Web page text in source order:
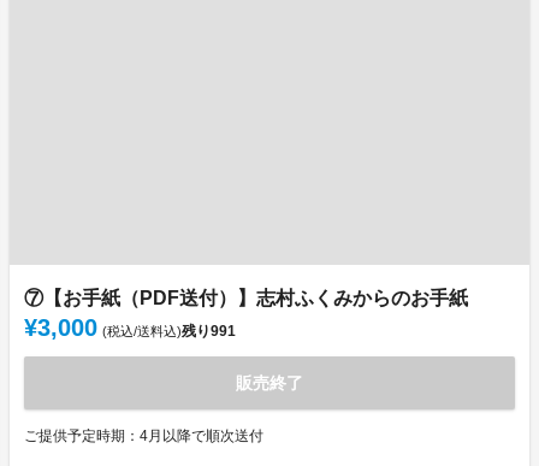
⑦【お手紙（PDF送付）】志村ふくみからのお手紙
¥3,000 (税込/送料込)残り991
販売終了
ご提供予定時期：4月以降で順次送付